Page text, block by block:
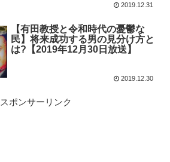
2019.12.31
【有田教授と令和時代の憂鬱な
民】将来成功する男の見分け方と
は?【2019年12月30日放送】
2019.12.30
スポンサーリンク